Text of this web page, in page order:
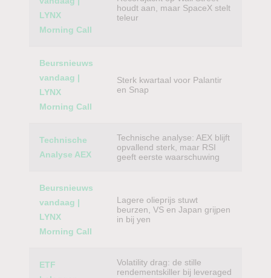
LYNX
Morning Call
houdt aan, maar SpaceX stelt
teleur
Beursnieuws
vandaag |
LYNX
Morning Call
Sterk kwartaal voor Palantir
en Snap
Technische
Analyse AEX
Technische analyse: AEX blijft
opvallend sterk, maar RSI
geeft eerste waarschuwing
Beursnieuws
vandaag |
LYNX
Morning Call
Lagere olieprijs stuwt
beurzen, VS en Japan grijpen
in bij yen
ETF
Volatility drag: de stille
rendementskiller bij leveraged